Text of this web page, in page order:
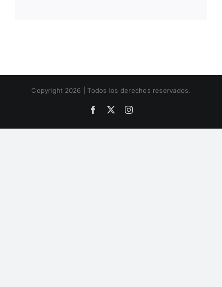
Copyright 2026 | Todos los derechos reservados.
Facebook Instagram